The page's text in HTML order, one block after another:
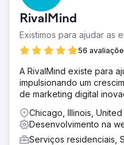
RivalMind
Existimos para ajudar as
56
A RivalMind existe para
impulsionando um
de marketing digital
Chicago, Illinois, United
Desenvolvimento na
Serviços residenciais,